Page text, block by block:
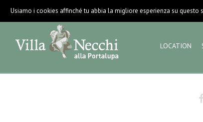
LOCATION
Usiamo i cookies affinché tu abbia la migliore esperienza su